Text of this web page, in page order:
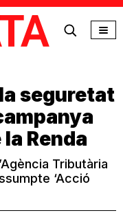
seguretat
Renda
Tributària
‘Acció